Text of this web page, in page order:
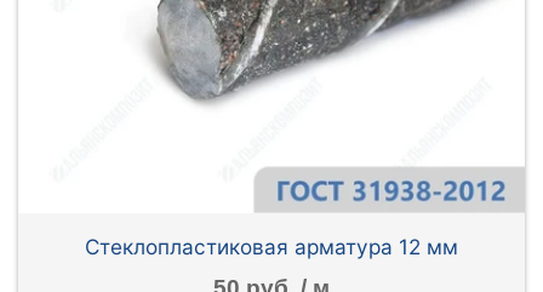
Стеклопластиковая арматура 12 мм